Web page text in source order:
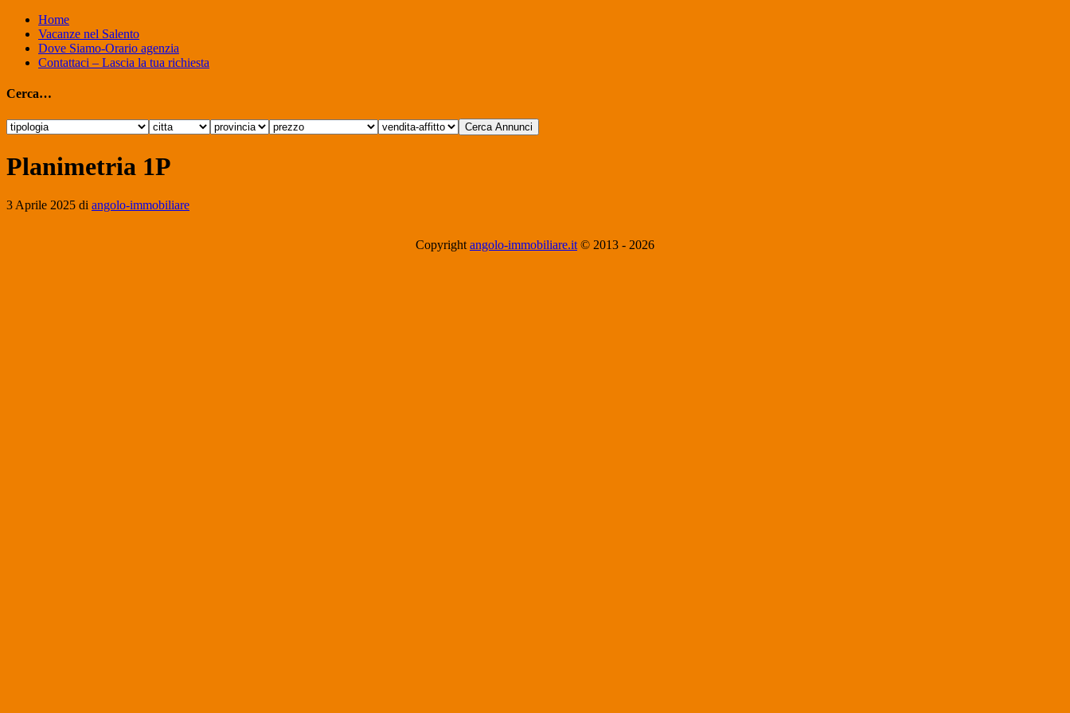
Home
Vacanze nel Salento
Dove Siamo-Orario agenzia
Contattaci – Lascia la tua richiesta
Cerca…
Planimetria 1P
3 Aprile 2025 di angolo-immobiliare
Copyrightangolo-immobiliare.it© 2013 - 2026